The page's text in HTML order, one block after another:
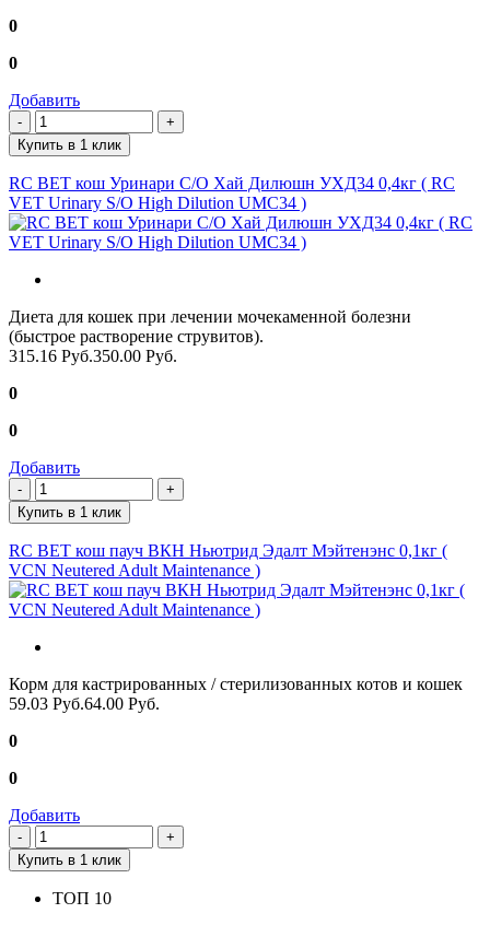
0
0
Добавить
Купить в 1 клик
RC ВЕТ кош Уринари С/О Хай Дилюшн УХД34 0,4кг ( RC
VET Urinary S/O High Dilution UMC34 )
Диета для кошек при лечении мочекаменной болезни
(быстрое растворение струвитов).
315.16 Руб.350.00 Руб.
0
0
Добавить
Купить в 1 клик
RC ВЕТ кош пауч ВКН Ньютрид Эдалт Мэйтенэнс 0,1кг (
VCN Neutered Adult Maintenance )
Корм для кастрированных / стерилизованных котов и кошек
59.03 Руб.64.00 Руб.
0
0
Добавить
Купить в 1 клик
ТОП 10